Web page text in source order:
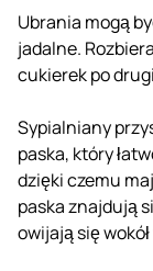
Ubrania mogą
jadalne.
cukierek po
Sypialniany
paska, który
dzięki czemu
paska znajdują
owijają się